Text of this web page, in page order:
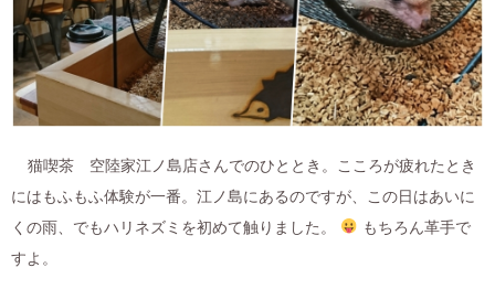
猫喫茶 空陸家江ノ島店さんでのひととき。こころが疲れたとき
にはもふもふ体験が一番。江ノ島にあるのですが、この日はあいに
くの雨、でもハリネズミを初めて触りました。
もちろん革手で
すよ。